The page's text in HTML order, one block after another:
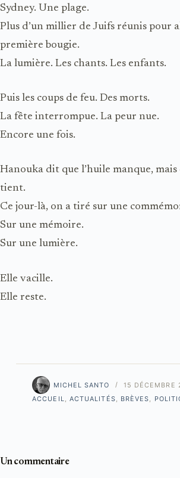
Sydney. Une plage.
Plus d’un millier de Juifs réunis pour
première bougie.
La lumière. Les chants. Les enfants.
Puis les coups de feu. Des morts.
La fête interrompue. La peur nue.
Encore une fois.
Hanouka dit que l’huile manque, mais
tient.
Ce jour-là, on a tiré sur une
Sur une mémoire.
Sur une lumière.
Elle vacille.
Elle reste.
MICHEL SANTO
15 DÉCEMBRE
ACCUEIL, ACTUALITÉS, BRÈVES,
Un commentaire